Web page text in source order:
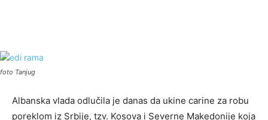
foto Tanjug
Albanska vlada odlučila je danas da ukine carine za robu
poreklom iz Srbije, tzv. Kosova i Severne Makedonije koja